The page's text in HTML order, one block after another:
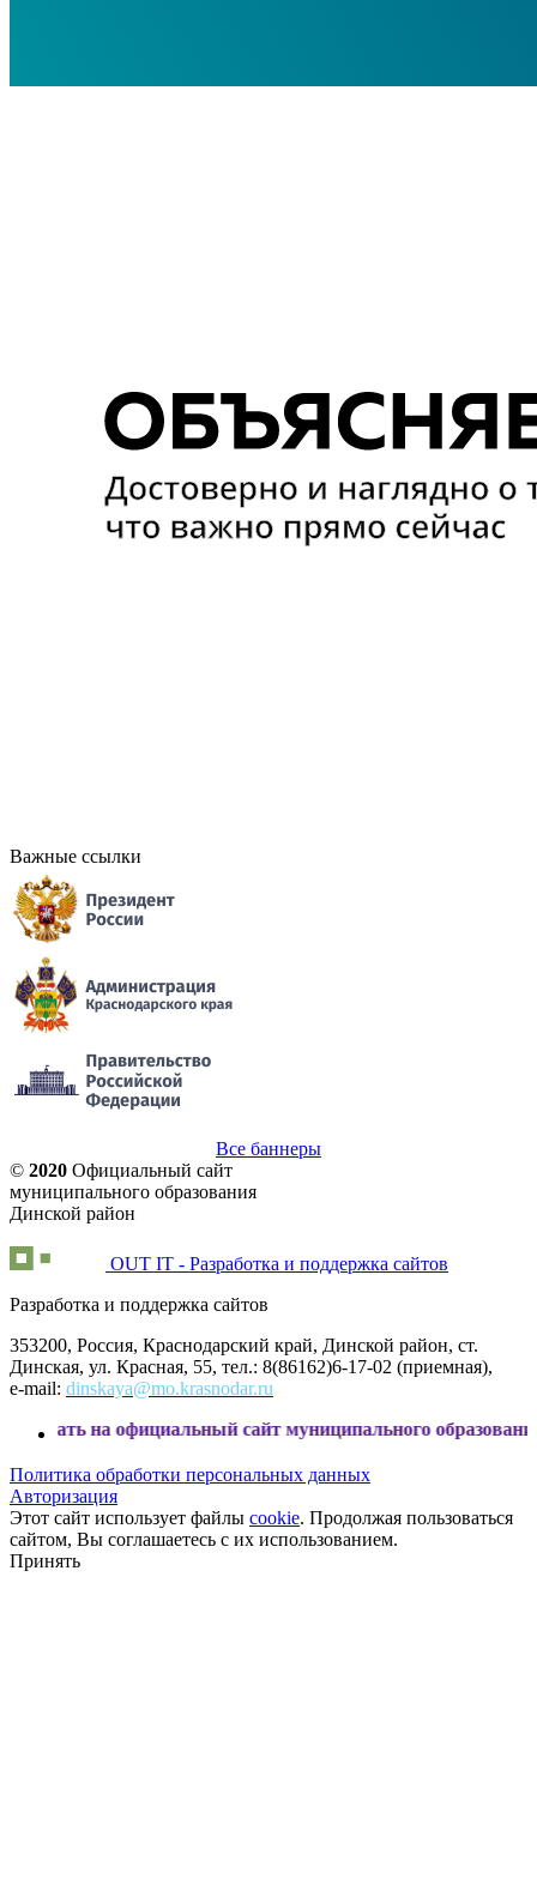
Важные ссылки
Все баннеры
© 2020 Официальный сайт
муниципального образования
Динской район
OUT IT - Разработка и поддержка сайтов
Разработка и поддержка сайтов
353200, Россия, Краснодарский край, Динской район, ст.
Динская, ул. Красная, 55, тел.: 8(86162)6-17-02 (приемная),
e-mail: dinskaya@mo.krasnodar.ru
официальный сайт муниципального образования Динской
Политика обработки персональных данных
Авторизация
Этот сайт использует файлы cookie. Продолжая пользоваться
сайтом, Вы соглашаетесь с их использованием.
Принять